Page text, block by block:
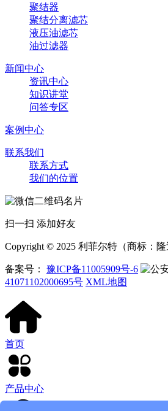
聚结器
聚结分离滤芯
液压油滤芯
油过滤器
新闻中心
资讯中心
知识讲堂
问答专区
案例中心
联系我们
联系方式
我们的位置
扫一扫 添加好友
Copyright © 2025 利菲尔特（商标：
备案号： 豫ICP备11005909号-6
41071102000695号 XML地图
首页
产品中心